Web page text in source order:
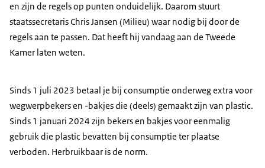
en zijn de regels op punten onduidelijk. Daarom stuurt
staatssecretaris Chris Jansen (Milieu) waar nodig bij door de
regels aan te passen. Dat heeft hij vandaag aan de Tweede
Kamer laten weten.
Sinds 1 juli 2023 betaal je bij consumptie onderweg extra voor
wegwerpbekers en -bakjes die (deels) gemaakt zijn van plastic.
Sinds 1 januari 2024 zijn bekers en bakjes voor eenmalig
gebruik die plastic bevatten bij consumptie ter plaatse
verboden. Herbruikbaar is de norm.